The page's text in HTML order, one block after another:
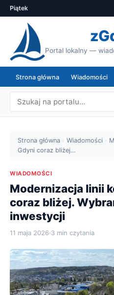
Piątek
Portal lokalny —
Strona główna Wiadomości
Strona główna › Wiadomości ›
Gdyni coraz bliżej…
WIADOMOŚCI
Modernizacja linii
coraz bliżej.
inwestycji
11 maja 2026·3 min czytania